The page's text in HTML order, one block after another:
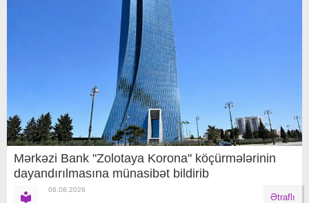
Mərkəzi Bank "Zolotaya Korona" köçürmələrinin
dayandırılmasına münasibət bildirib
06.08.2026
Ətraflı